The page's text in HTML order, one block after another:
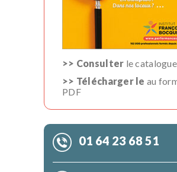
>> Consulter le
>> Télécharger le au
PDF
01 64 23 68 51